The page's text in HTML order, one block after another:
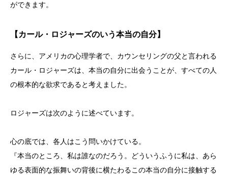
ができます。
【カール・ロジャーズのいう本当の自分】
さらに、アメリカの心理学者で、カウンセリングの父と言われる
カール・ロジャーズは、本当の自分に出会うことが、すべての人
の根本的な欲求であると考えました。
ロジャーズは次のように述べています。
心の底では、各人はこう問いかけている。
『本当のところ、私は誰なのだろう。どういうふうに私は、あら
ゆる表面的な振舞いの背後に横たわるこの本当の自分に接触する